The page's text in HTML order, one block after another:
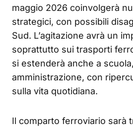
maggio 2026 coinvolgerà
strategici, con possibili
Sud. L’agitazione avrà un
soprattutto sui trasporti
si estenderà anche a
amministrazione, con
sulla vita quotidiana.
Il comparto ferroviario sarà